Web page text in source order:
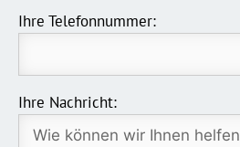
Ihre Telefonnummer:
Ihre Nachricht: